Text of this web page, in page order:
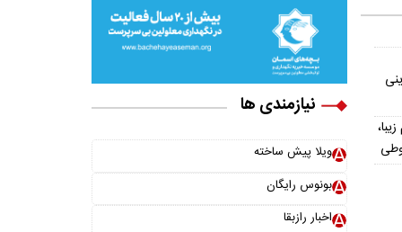
از ۳۰۰ اسم زیبا،
نیازمندی ها
ویلا پیش ساخته
بونوس رایگان
اخبار رازبقا